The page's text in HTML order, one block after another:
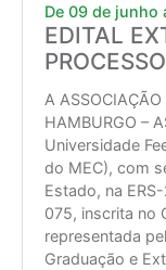
De 09 de junho
EDITAL
A
HAMBURGO –
Universidade
do MEC), com
Estado, na
075, inscrita no
representada
Graduação e